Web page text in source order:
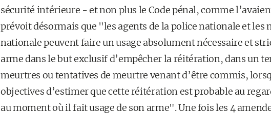
sécurité intérieure - et non plus le Code pénal, comme
prévoit désormais que "les agents de la police nationale et
nationale peuvent faire un usage absolument nécessaire et
arme dans le but exclusif d’empêcher la réitération, dans un
meurtres ou tentatives de meurtre venant d’être commis,
objectives d’estimer que cette réitération est probable au
au moment où il fait usage de son arme". Une fois les 4